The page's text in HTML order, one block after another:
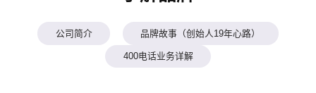
公司简介 品牌故事（创始人19年心路）
400电话业务详解